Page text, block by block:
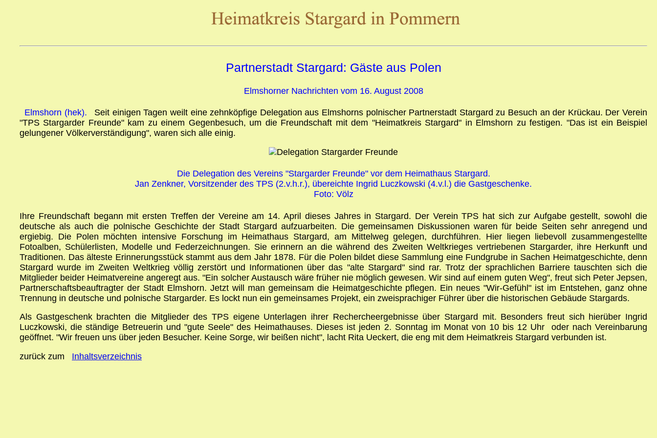
Partnerstadt Stargard: Gäste aus Polen
Elmshorner Nachrichten vom 16. August 2008
Elmshorn (hek).
Seit einigen Tagen weilt eine zehnköpfige Delegation aus Elmshorns polnischer Partnerstadt Stargard zu Besuch an der Krückau. Der Verein
"TPS Stargarder Freunde" kam zu einem Gegenbesuch, um die Freundschaft mit dem "Heimatkreis Stargard" in Elmshorn zu festigen. "Das ist ein Beispiel
gelungener Völkerverständigung", waren sich alle einig.
Die Delegation des Vereins "Stargarder Freunde" vor dem Heimathaus Stargard.
Jan Zenkner, Vorsitzender des TPS (2.v.h.r.), übereichte Ingrid Luczkowski (4.v.l.) die Gastgeschenke.
Foto: Völz
Ihre Freundschaft begann mit ersten Treffen der Vereine am 14. April dieses Jahres in Stargard. Der Verein TPS hat sich zur Aufgabe gestellt, sowohl die
deutsche als auch die polnische Geschichte der Stadt Stargard aufzuarbeiten. Die gemeinsamen Diskussionen waren für beide Seiten sehr anregend und
ergiebig. Die Polen möchten intensive Forschung im Heimathaus Stargard, am Mittelweg gelegen, durchführen. Hier liegen liebevoll zusammengestellte
Fotoalben, Schülerlisten, Modelle und Federzeichnungen. Sie erinnern an die während des Zweiten Weltkrieges vertriebenen Stargarder, ihre Herkunft und
Traditionen. Das älteste Erinnerungsstück stammt aus dem Jahr 1878. Für die Polen bildet diese Sammlung eine Fundgrube in Sachen Heimatgeschichte, denn
Stargard wurde im Zweiten Weltkrieg völlig zerstört und Informationen über das "alte Stargard" sind rar. Trotz der sprachlichen Barriere tauschten sich die
Mitglieder beider Heimatvereine angeregt aus. "Ein solcher Austausch wäre früher nie möglich gewesen. Wir sind auf einem guten Weg", freut sich Peter Jepsen,
Partnerschaftsbeauftragter der Stadt Elmshorn. Jetzt will man gemeinsam die Heimatgeschichte pflegen. Ein neues "Wir-Gefühl" ist im Entstehen, ganz ohne
Trennung in deutsche und polnische Stargarder. Es lockt nun ein gemeinsames Projekt, ein zweisprachiger Führer über die historischen Gebäude Stargards.
Als Gastgeschenk brachten die Mitglieder des TPS eigene Unterlagen ihrer Rechercheergebnisse über Stargard mit. Besonders freut sich hierüber Ingrid
Luczkowski, die ständige Betreuerin und "gute Seele" des Heimathauses. Dieses ist jeden 2. Sonntag im Monat von 10 bis 12 Uhr oder nach Vereinbarung
geöffnet. "Wir freuen uns über jeden Besucher. Keine Sorge, wir beißen nicht", lacht Rita Ueckert, die eng mit dem Heimatkreis Stargard verbunden ist.
zurück zum
Inhaltsverzeichnis